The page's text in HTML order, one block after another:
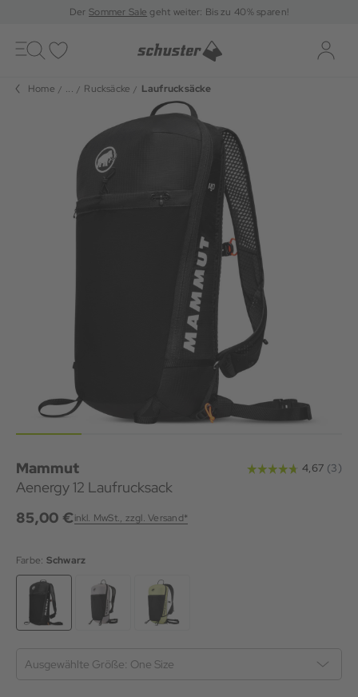
DerSommer Sale geht weiter: Bis zu 40% sparen!
Toggle
navigation
Home ... Rucksäcke Laufrucksäcke
Mammut
Aenergy 12 Laufrucksack
85,00 €inkl. MwSt., zzgl. Versand*
Farbe: Schwarz
Ausgewählte Größe: One Size